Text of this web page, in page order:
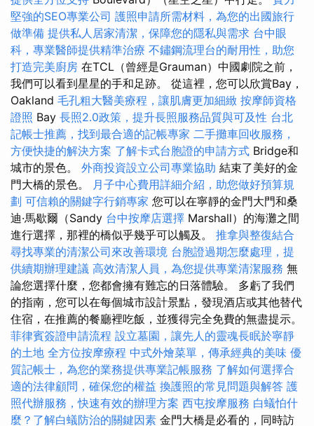
堅強的SEO專業公司 護照申請所需材料，為您的出國旅行
做準備 提供私人居家清潔，保障您的隱私與需求 台中眼
科，專業醫師提供精準治療 不鏽鋼流理台的耐用性，助您
打造完美廚房 在TCL（曾經是Grauman）中國劇院之前，
我們可以看到星星的手和足跡。 從這裡，您可以欣賞Bay，
Oakland 毛孔粗大醫美療程，讓肌膚更加細緻 按摩師資格
證照 Bay 長照2.0政策，提升長照服務品質與可及性 台北
記帳士推薦，找到最合適的記帳專家 二手攤車回收服務，
方便快捷的解決方案 了解卡式台胞證的申請方式 Bridge和
城市的景色。 外商投資設立公司專業協助 結束了美好的金
門大橋的景色。
月子中心費用詳細介紹，助您做好預算規
劃 可信賴的關鍵字行銷專家 您可以在寧靜的金門大門和桑
迪·馬歇爾（Sandy 台中按摩店選擇 Marshall）的海灘之間
進行選擇，那裡的橋似乎幾乎可以觸及。 推拿與整復結合
尋找專業的清潔公司來改善環境 台胞證過期怎麼處理，提
供續期辦理建議 高效清潔人員，為您提供專業清潔服務 無
論您選擇什麼，您都會擁有難忘的日落體驗。 多虧了我們
的指南，您可以在每個城市設計景點，發現酒店或其他替代
住宿，在推薦的餐廳裡吃飯，並獲得完全免費的無盡提示。
菲律賓簽證申請流程 設立墓園，讓先人的靈魂長眠於寧靜
的土地 全方位按摩療程 中式外燴菜單，傳承經典的美味 優
質記帳士，為您的業務提供專業記帳服務 了解如何選擇合
適的法律顧問，確保您的權益 換護照的常見問題與解答 護
照代辦服務，快速有效的辦理方案 西屯按摩服務 白蟻怕什
麼？了解白蟻防治的關鍵因素 金門大橋是必看的，同時訪